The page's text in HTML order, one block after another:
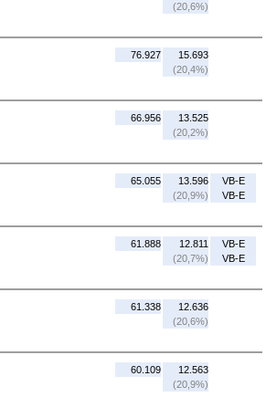
(20,6%)
76.927
15.693
(20,4%)
66.956
13.525
(20,2%)
65.055
13.596
(20,9%)
VB-E
VB-E
61.888
12.811
(20,7%)
VB-E
VB-E
61.338
12.636
(20,6%)
60.109
12.563
(20,9%)